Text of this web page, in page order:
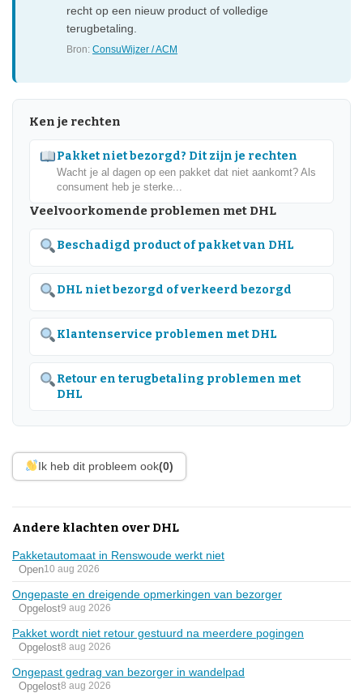
recht op een nieuw product of volledige
terugbetaling.
Bron:ConsuWijzer / ACM
Ken je rechten
Pakket niet bezorgd? Dit zijn je rechten
Wacht je al dagen op een pakket dat niet aankomt? Als
consument heb je sterke...
Veelvoorkomende problemen met DHL
Beschadigd product of pakket van DHL
DHL niet bezorgd of verkeerd bezorgd
Klantenservice problemen met DHL
Retour en terugbetaling problemen met
DHL
Ik heb dit probleem ook(0)
Andere klachten over DHL
Pakketautomaat in Renswoude werkt niet
Open10 aug 2026
Ongepaste en dreigende opmerkingen van bezorger
Opgelost9 aug 2026
Pakket wordt niet retour gestuurd na meerdere pogingen
Opgelost8 aug 2026
Ongepast gedrag van bezorger in wandelpad
Opgelost8 aug 2026